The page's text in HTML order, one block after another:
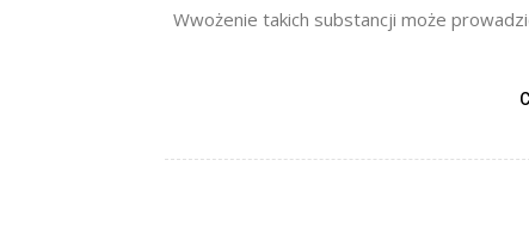
Wwożenie takich substancji może